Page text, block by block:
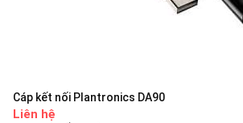
Cáp kết nối Plantronics DA90
Liên hệ